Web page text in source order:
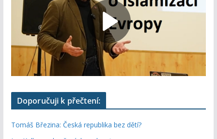
Doporučuji k přečtení:
Tomáš Březina: Česká republika bez dětí?